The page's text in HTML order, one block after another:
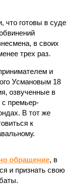
что готовы в суде
в своих
трех раз.
и
Усмановым 18
озвученные в
премьер-
В тот же
к
обращение, в
и признать свою